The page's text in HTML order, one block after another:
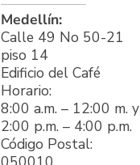
Medellín:
Calle 49 No 50-21
piso 14
Edificio del Café
Horario:
8:00 a.m. – 12:00 m. y
2:00 p.m. – 4:00 p.m.
Código Postal: